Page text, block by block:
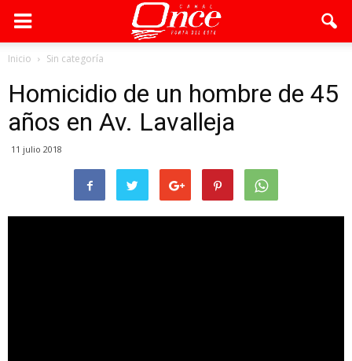
Inicio Sin categoría
Homicidio de un hombre de 45
años en Av. Lavalleja
11 julio 2018